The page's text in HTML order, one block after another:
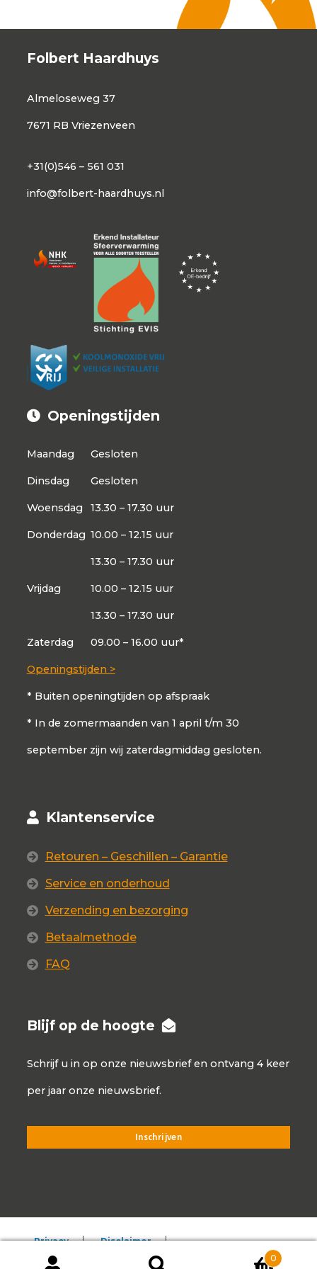
Folbert Haardhuys
Almeloseweg 37
7671 RB Vriezenveen
+31(0)546 – 561 031
info@folbert-haardhuys.nl
Openingstijden
Maandag Gesloten
Dinsdag Gesloten
Woensdag 13.30 – 17.30 uur
Donderdag 10.00 – 12.15 uur
13.30 – 17.30 uur
Vrijdag 10.00 – 12.15 uur
13.30 – 17.30 uur
Zaterdag 09.00 – 16.00 uur*
Openingstijden >
* Buiten openingtijden op afspraak
* In de zomermaanden van 1 april t/m 30
september zijn wij zaterdagmiddag gesloten.
Klantenservice
Retouren – Geschillen – Garantie
Service en onderhoud
Verzending en bezorging
Betaalmethode
FAQ
Blijf op de hoogte
Schrijf u in op onze nieuwsbrief en ontvang 4 keer
per jaar onze nieuwsbrief.
0
Privacy
Disclaimer
Algemene voorwaarden